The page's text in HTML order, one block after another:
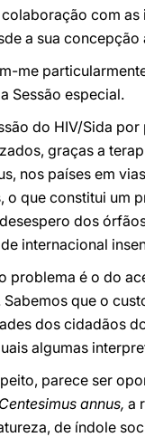
com
a sua concepção
me
Sessão especial.
do HIV/Sida
graças a
nos países em
o que constitui um
dos
internacional
problema é o do
que o
dos cidadãos
algumas
parece ser
Centesimus annus, a
de índole